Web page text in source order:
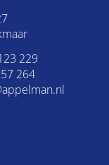
229
264